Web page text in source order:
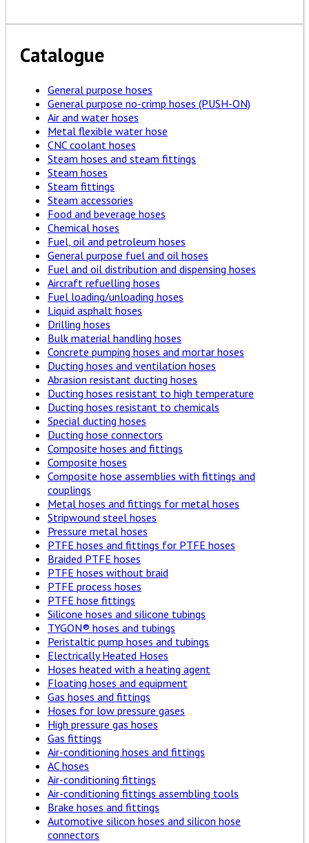
Catalogue
General purpose hoses
General purpose no-crimp hoses (PUSH-ON)
Air and water hoses
Metal flexible water hose
CNC coolant hoses
Steam hoses and steam fittings
Steam hoses
Steam fittings
Steam accessories
Food and beverage hoses
Chemical hoses
Fuel, oil and petroleum hoses
General purpose fuel and oil hoses
Fuel and oil distribution and dispensing hoses
Aircraft refuelling hoses
Fuel loading/unloading hoses
Liquid asphalt hoses
Drilling hoses
Bulk material handling hoses
Concrete pumping hoses and mortar hoses
Ducting hoses and ventilation hoses
Abrasion resistant ducting hoses
Ducting hoses resistant to high temperature
Ducting hoses resistant to chemicals
Special ducting hoses
Ducting hose connectors
Composite hoses and fittings
Composite hoses
Composite hose assemblies with fittings and
couplings
Metal hoses and fittings for metal hoses
Stripwound steel hoses
Pressure metal hoses
PTFE hoses and fittings for PTFE hoses
Braided PTFE hoses
PTFE hoses without braid
PTFE process hoses
PTFE hose fittings
Silicone hoses and silicone tubings
TYGON® hoses and tubings
Peristaltic pump hoses and tubings
Electrically Heated Hoses
Hoses heated with a heating agent
Floating hoses and equipment
Gas hoses and fittings
Hoses for low pressure gases
High pressure gas hoses
Gas fittings
Air-conditioning hoses and fittings
AC hoses
Air-conditioning fittings
Air-conditioning fittings assembling tools
Brake hoses and fittings
Automotive silicon hoses and silicon hose
connectors